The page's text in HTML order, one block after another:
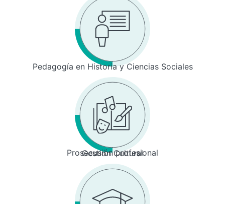
Pedagogía en Historia y Ciencias Sociales
Prosecusión profesional
Gestión Cultural